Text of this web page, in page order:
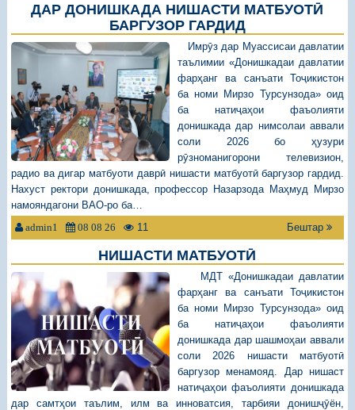
ДАР ДОНИШКАДА НИШАСТИ МАТБУОТӢ
БАРГУЗОР ГАРДИД
Имрӯз дар Муассисаи давлатии
таълимии «Донишкадаи давлатии
фарҳанг ва санъати Тоҷикистон
ба номи Мирзо Турсунзода» оид
ба натиҷаҳои фаъолияти
донишкада дар нимсолаи аввали
соли 2026 бо ҳузури
рӯзноманигорони телевизион,
радио ва дигар матбуоти даврӣ нишасти матбуотӣ баргузор гардид.
Нахуст ректори донишкада, профессор Назарзода Маҳмуд Мирзо
намояндагони ВАО-ро ба…
admin1 08 08 26 11 Бештар
НИШАСТИ МАТБУОТӢ
МДТ «Донишкадаи давлатии
фарҳанг ва санъати Тоҷикистон
ба номи Мирзо Турсунзода» оид
ба натиҷаҳои фаъолияти
донишкада дар шашмоҳаи аввали
соли 2026 нишасти матбуотӣ
баргузор менамояд. Дар нишаст
натиҷаҳои фаъолияти донишкада
дар самтҳои таълим, илм ва инноватсия, тарбияи донишҷӯён,